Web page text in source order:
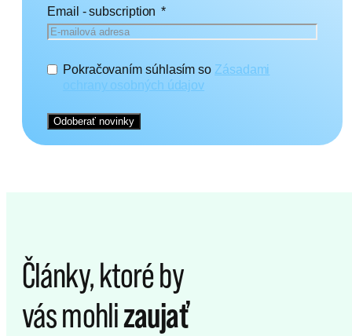
Email - subscription
Pokračovaním súhlasím so Zásadami
ochrany osobných údajov
Odoberať novinky
Články,ktoréby
vásmohlizaujať